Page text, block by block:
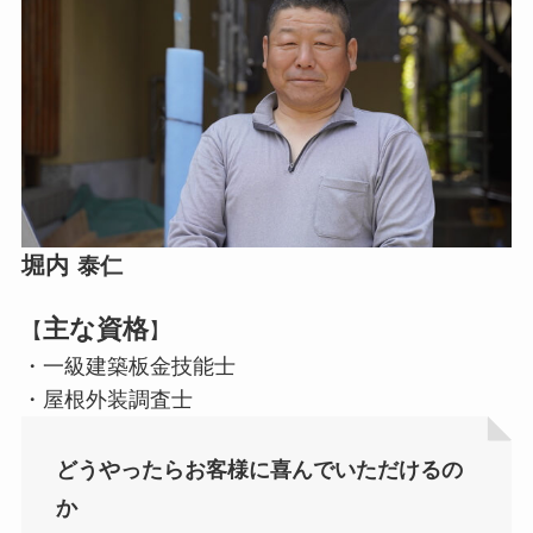
堀内 泰仁
【主な資格】
・一級建築板金技能士
・屋根外装調査士
どうやったらお客様に喜んでいただけるの
か